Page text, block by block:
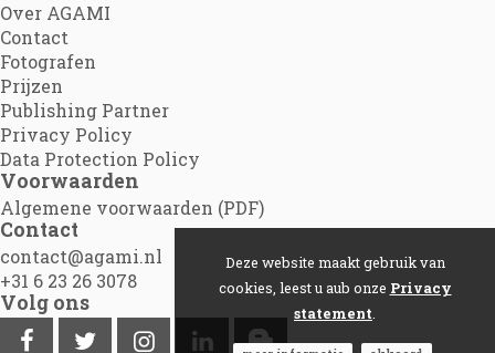
Over AGAMI
Contact
Fotografen
Prijzen
Publishing Partner
Privacy Policy
Data Protection Policy
Voorwaarden
Algemene voorwaarden (PDF)
Contact
contact@agami.nl
+31 6 23 26 3078
Volg ons
Deze website maakt gebruik van
cookies, leest u aub onze Privacy
statement